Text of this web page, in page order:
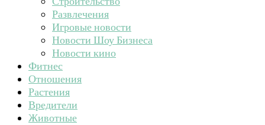
Развлечения
Игровые новости
Новости Шоу Бизнеса
Новости кино
Фитнес
Отношения
Растения
Вредители
Животные